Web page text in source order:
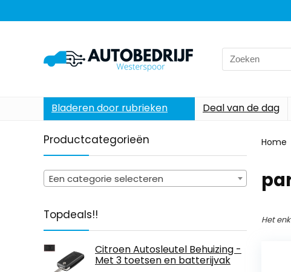
Search
for:
Bladeren door rubrieken Deal van de dag
Productcategorieën
Een categorie selecteren
Topdeals!!
Citroen Autosleutel Behuizing -
Met 3 toetsen en batterijvak
Home
Het